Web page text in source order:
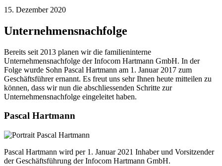
15. Dezember 2020
Unternehmensnachfolge
Bereits seit 2013 planen wir die familieninterne
Unternehmensnachfolge der Infocom Hartmann GmbH. In der
Folge wurde Sohn Pascal Hartmann am 1. Januar 2017 zum
Geschäftsführer ernannt. Es freut uns sehr Ihnen heute mitteilen zu
können, dass wir nun die abschliessenden Schritte zur
Unternehmensnachfolge eingeleitet haben.
Pascal Hartmann
Pascal Hartmann wird per 1. Januar 2021 Inhaber und Vorsitzender
der Geschäftsführung der Infocom Hartmann GmbH.